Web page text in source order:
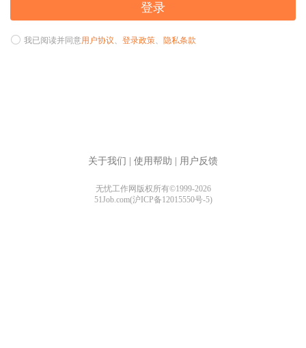
登录
我已阅读并同意用户协议、 登录政策、 隐私条款
关于我们 使用帮助 用户反馈
无忧工作网版权所有©1999-2026
51Job.com(沪ICP备12015550号-5)